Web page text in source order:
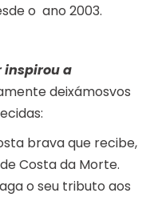
o ano 2003.
inspirou a
deixámosvos
brava que recibe,
Costa da Morte.
o seu tributo aos